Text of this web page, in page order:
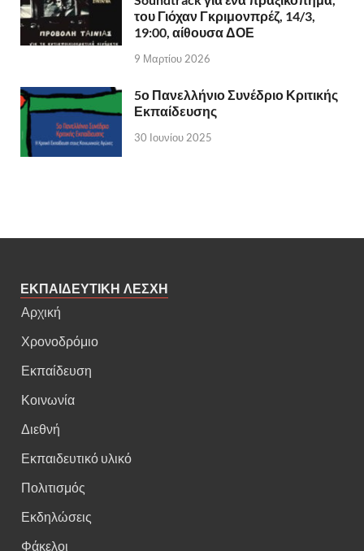
του Γιόχαν Γκριμονπρέζ, 14/3,
19:00, αίθουσα ΔΟΕ
9 Μαρτίου 2026
5ο Πανελλήνιο Συνέδριο Κριτικής
Εκπαίδευσης
30 Ιουνίου 2025
ΕΚΠΑΙΔΕΥΤΙΚΗ ΛΕΣΧΗ
Αρχική
Χρονοδρόμιο
Εκπαίδευση
Κοινωνία
Διεθνή
Εκπαιδευτικό υλικό
Πολιτισμός
Εκδηλώσεις
Φάκελοι